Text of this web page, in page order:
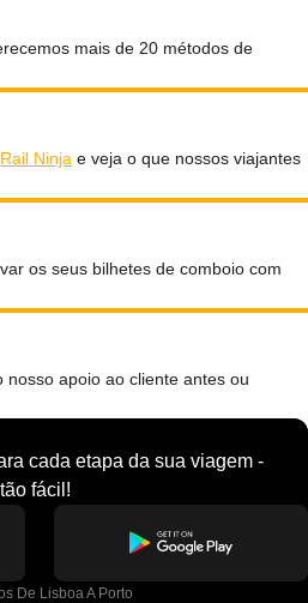
mais de 20 métodos de
Rail Ninja e veja o que nossos viajantes
os seus bilhetes de comboio com
nosso apoio ao cliente antes ou
cada etapa da sua viagem -
fácil!
De Lisboa A Porto